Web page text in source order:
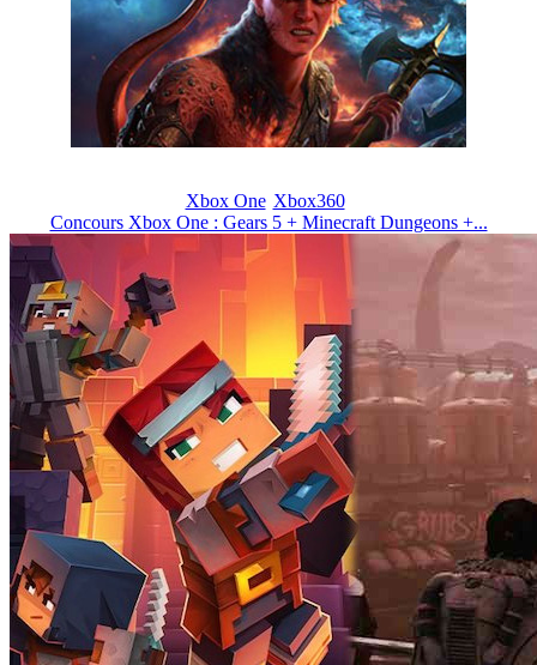
Xbox One Xbox360
Concours Xbox One : Gears 5 + Minecraft Dungeons +...